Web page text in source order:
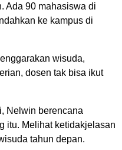
Ada 90 mahasiswa di
ke kampus di
wisuda,
dosen tak bisa ikut
Nelwin berencana
itu. Melihat ketidakjelasan
tahun depan.